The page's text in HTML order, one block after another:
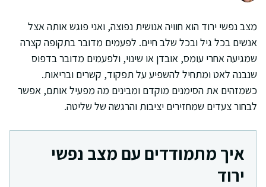
מצב נפשי ירוד הוא חוויה אנושית נפוצה, ואני פוגש אותה אצל
אנשים בכל גיל ובכל שלב חיים. לפעמים מדובר בתקופה קצרה
שמגיעה אחרי עומס, אובדן או שינוי, ולפעמים מדובר בדפוס
שנבנה לאט ומתחיל להשפיע על תפקוד, קשרים ובריאות.
כשמזהים את הסימנים מוקדם ומבינים מה מפעיל אותם, אפשר
לבחור צעדים שמחזירים יציבות והרגשה של שליטה.
איך מתמודדים עם מצב נפשי
ירוד